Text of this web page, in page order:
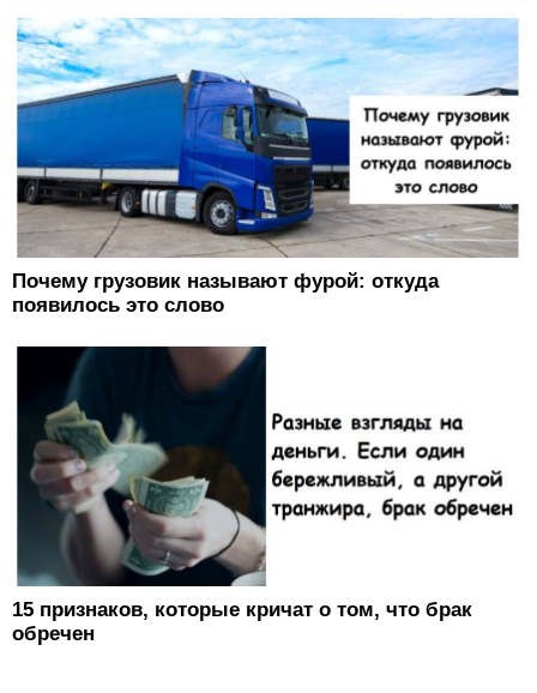
Почему грузовик называют фурой: откуда
появилось это слово
15 признаков, которые кричат о ​том, что брак
обречен